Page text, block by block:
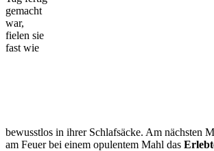
gemacht
war,
fielen sie
fast wie
bewusstlos in ihrer Schlafsäcke. Am nächsten
am Feuer bei einem opulentem Mahl das